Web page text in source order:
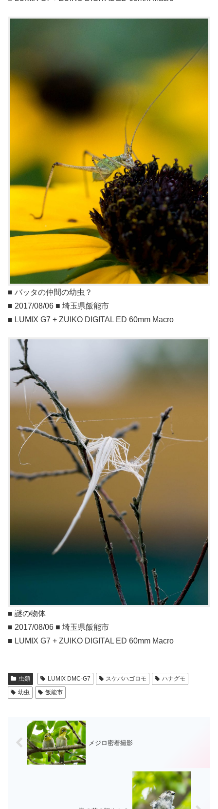
■ バッタの仲間の幼虫？
■ 2017/08/06 ■ 埼玉県飯能市
■ LUMIX G7 + ZUIKO DIGITAL ED 60mm Macro
■ 謎の物体
■ 2017/08/06 ■ 埼玉県飯能市
■ LUMIX G7 + ZUIKO DIGITAL ED 60mm Macro
虫類 LUMIX DMC-G7 スケバハゴロモ
ハナグモ
幼虫
飯能市
メジロ密着撮影